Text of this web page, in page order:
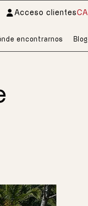
Acceso clientesCA
encontrarnos Blog